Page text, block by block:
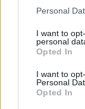
Please note that
not limited to
grant or deny
use your data
consent section.
Personal
I want to
personal
Opted In
I want to
Personal
Opted In
Xiaomi Redmi 3S
Pegasus 3może
sprzedać.